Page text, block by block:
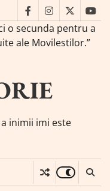
facebookinstagram
twitter
o secunda pentru a
ale Movilestilor.”
inimii imi este